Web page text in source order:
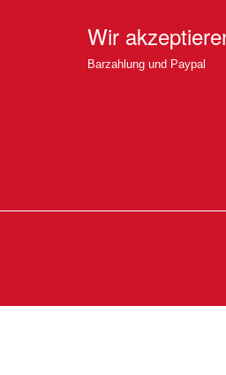
Wir
Barzahlung und Paypal